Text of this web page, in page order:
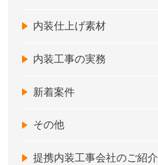
内装仕上げ素材
内装工事の実務
新着案件
その他
提携内装工事会社のご紹介